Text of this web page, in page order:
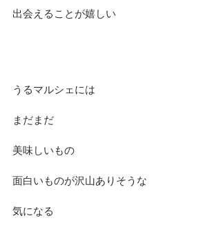
出会えることが嬉しい
うるマルシェには
まだまだ
美味しいもの
面白いものが沢山ありそうな
気になる